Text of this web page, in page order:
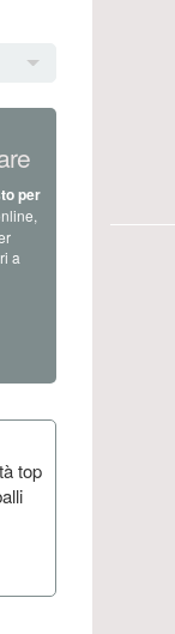
per
a
top